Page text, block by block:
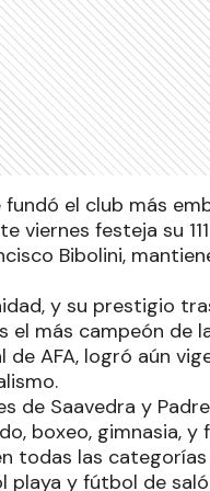
fundó el club más
festeja su
Bibolini,
y su prestigio
más campeón de
de AFA, logró aún
de Saavedra y
boxeo, gimnasia, y
todas las
playa y fútbol de